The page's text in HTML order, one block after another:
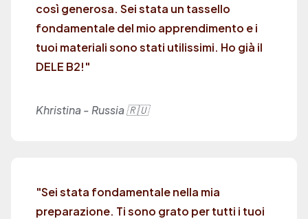
così generosa. Sei stata un tassello
fondamentale del mio apprendimento e i
tuoi materiali sono stati utilissimi. Ho già il
DELE B2!"
Khristina - Russia 🇷🇺
"Sei stata fondamentale nella mia
preparazione. Ti sono grato per tutti i tuoi